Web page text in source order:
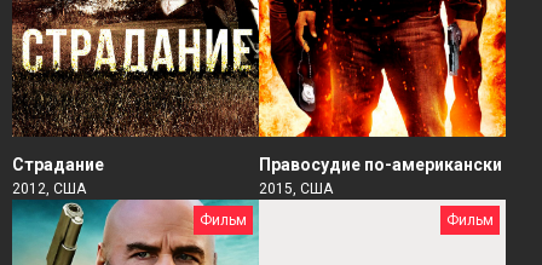
Страдание
2012, США
Правосудие по-американски
2015, США
Фильм
Фильм